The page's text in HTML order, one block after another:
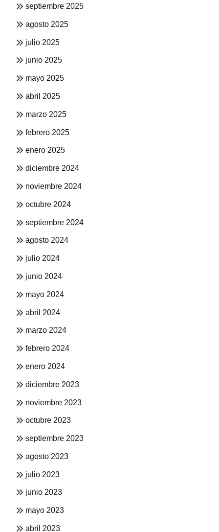
septiembre 2025
agosto 2025
julio 2025
junio 2025
mayo 2025
abril 2025
marzo 2025
febrero 2025
enero 2025
diciembre 2024
noviembre 2024
octubre 2024
septiembre 2024
agosto 2024
julio 2024
junio 2024
mayo 2024
abril 2024
marzo 2024
febrero 2024
enero 2024
diciembre 2023
noviembre 2023
octubre 2023
septiembre 2023
agosto 2023
julio 2023
junio 2023
mayo 2023
abril 2023